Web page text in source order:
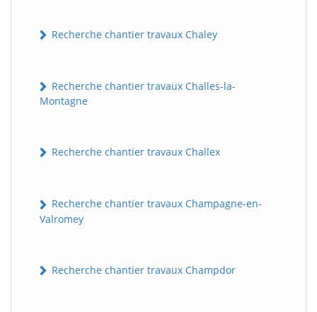
Recherche chantier travaux Chaley
Recherche chantier travaux Challes-la-
Montagne
Recherche chantier travaux Challex
Recherche chantier travaux Champagne-en-
Valromey
Recherche chantier travaux Champdor